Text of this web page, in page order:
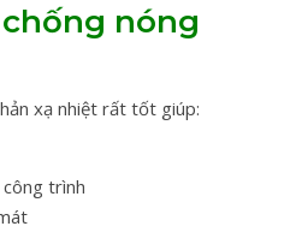
nóng
xạ nhiệt rất tốt giúp:
trình